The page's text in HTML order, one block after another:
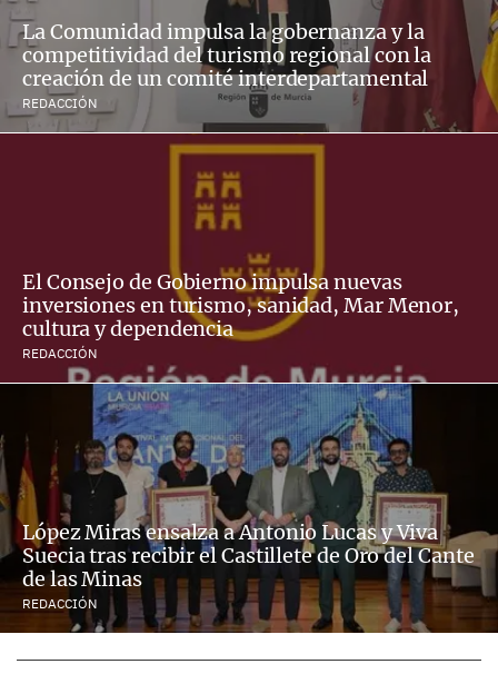
La Comunidad impulsa la gobernanza y la
competitividad del turismo regional con la
creación de un comité interdepartamental
REDACCIÓN
El Consejo de Gobierno impulsa nuevas
inversiones en turismo, sanidad, Mar Menor,
cultura y dependencia
REDACCIÓN
López Miras ensalza a Antonio Lucas y Viva
Suecia tras recibir el Castillete de Oro del Cante
de las Minas
REDACCIÓN